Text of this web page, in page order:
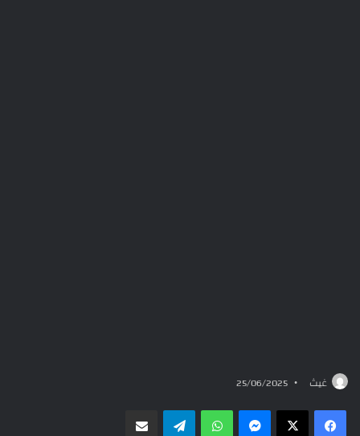
غيث 25/06/2025
ماسنجر واتسابتيلقرام